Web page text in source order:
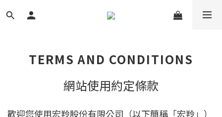
TERMS AND CONDITIONS
網站使用約定條款
歡迎您使用宏羚股份有限公司（以下簡稱「宏羚」）